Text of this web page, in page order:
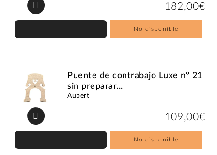
182,00€
No disponible
Puente de contrabajo Luxe nº 21
sin preparar...
Aubert
109,00€
No disponible